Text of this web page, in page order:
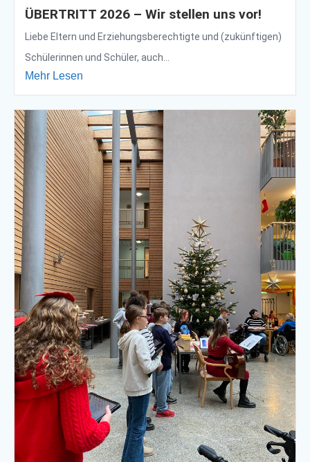
ÜBERTRITT 2026 – Wir stellen uns vor!
Liebe Eltern und Erziehungsberechtigte und (zukünftigen)
Schülerinnen und Schüler, auch...
Mehr Lesen